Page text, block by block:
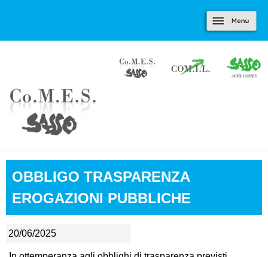
OBBLIGO TRASPARENZA
EROGAZIONI PUBBLICHE
20/06/2025